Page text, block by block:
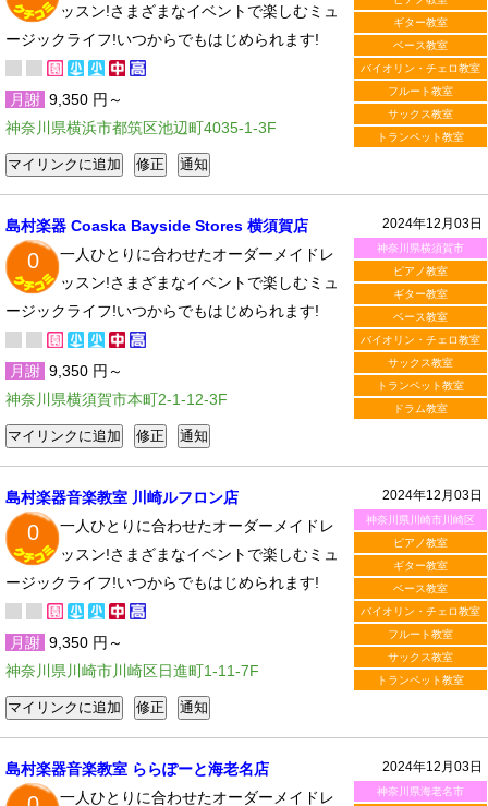
ギター教室
ベース教室
バイオリン・チェロ教室
フルート教室
サックス教室
トランペット教室
ッスン!さまざまなイベントで楽しむミュ
ージックライフ!いつからでもはじめられます!
月謝 9,350 円～
神奈川県横浜市都筑区池辺町4035-1-3F
2024年12月03日
神奈川県横須賀市
ピアノ教室
ギター教室
ベース教室
バイオリン・チェロ教室
サックス教室
トランペット教室
ドラム教室
島村楽器 Coaska Bayside Stores 横須賀店
0
一人ひとりに合わせたオーダーメイドレ
ッスン!さまざまなイベントで楽しむミュ
ージックライフ!いつからでもはじめられます!
月謝 9,350 円～
神奈川県横須賀市本町2-1-12-3F
2024年12月03日
神奈川県川崎市川崎区
ピアノ教室
ギター教室
ベース教室
バイオリン・チェロ教室
フルート教室
サックス教室
トランペット教室
島村楽器音楽教室 川崎ルフロン店
0
一人ひとりに合わせたオーダーメイドレ
ッスン!さまざまなイベントで楽しむミュ
ージックライフ!いつからでもはじめられます!
月謝 9,350 円～
神奈川県川崎市川崎区日進町1-11-7F
2024年12月03日
神奈川県海老名市
島村楽器音楽教室 ららぽーと海老名店
一人ひとりに合わせたオーダーメイドレ